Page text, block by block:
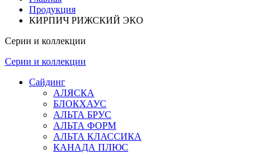
Продукция
КИРПИЧ РИЖСКИЙ ЭКО
Серии и коллекции
Серии и коллекции
Сайдинг
АЛЯСКА
БЛОКХАУС
АЛЬТА БРУС
АЛЬТА ФОРМ
АЛЬТА КЛАССИКА
КАНАДА ПЛЮС